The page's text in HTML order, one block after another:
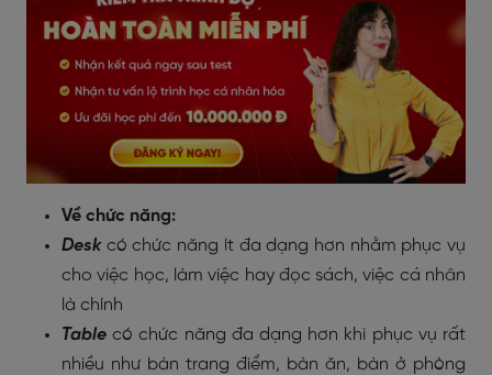
Về chức năng:
Deskcó chức năng ít đa dạng hơn nhằm phục vụ
cho việc học, làm việc hay đọc sách, việc cá nhân
là chính
Table có chức năng đa dạng hơn khi phục vụ rất
nhiều như bàn trang điểm, bàn ăn, bàn ở phòng